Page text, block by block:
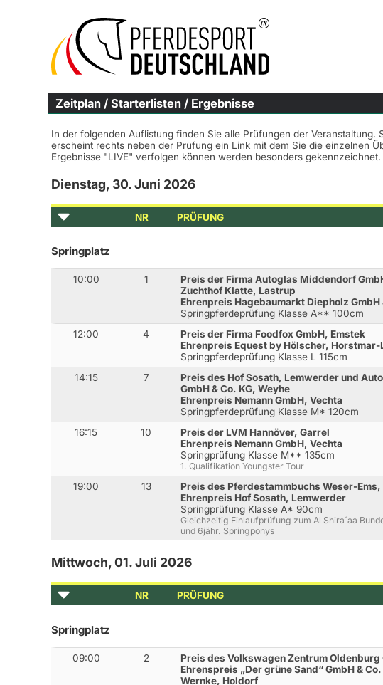
Zeitplan / Starterlisten / Ergebnisse
In der folgenden Auflistung finden Sie alle Prüfungen der Veranstaltung.
erscheint rechts neben der Prüfung ein Link mit dem Sie die einzelnen
Ergebnisse "LIVE" verfolgen können werden besonders gekennzeichnet.
Dienstag, 30. Juni 2026
NR PRÜFUNG
Springplatz
10:00 1
Preis der Firma Autoglas Middendorf
Zuchthof Klatte, Lastrup
Ehrenpreis Hagebaumarkt Diepholz GmbH
Springpferdeprüfung Klasse A** 100cm
12:00 4
Preis der Firma Foodfox GmbH, Emstek
Ehrenpreis Equest by Hölscher, Horstmar-
Springpferdeprüfung Klasse L 115cm
14:15 7
Preis des Hof Sosath, Lemwerder und
GmbH & Co. KG, Weyhe
Ehrenpreis Nemann GmbH, Vechta
Springpferdeprüfung Klasse M* 120cm
16:15 10
Preis der LVM Hannöver, Garrel
Ehrenpreis Nemann GmbH, Vechta
Springprüfung Klasse M** 135cm
1. Qualifikation Youngster Tour
19:00 13
Preis des Pferdestammbuchs Weser-Ems,
Ehrenpreis Hof Sosath, Lemwerder
Springprüfung Klasse A* 90cm
Gleichzeitig Einlaufprüfung zum Al Shira´aa
und 6jähr. Springponys
Mittwoch, 01. Juli 2026
NR PRÜFUNG
Springplatz
09:00 2
Preis des Volkswagen Zentrum Oldenburg
Ehrenspreis „Der grüne Sand“ GmbH &
Wernke, Holdorf